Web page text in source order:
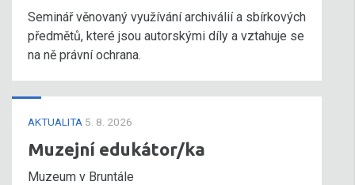
Seminář věnovaný využívání archiválií a sbírkových
předmětů, které jsou autorskými díly a vztahuje se
na ně právní ochrana.
AKTUALITA 5. 8. 2026
Muzejní edukátor/ka
Muzeum v Bruntále